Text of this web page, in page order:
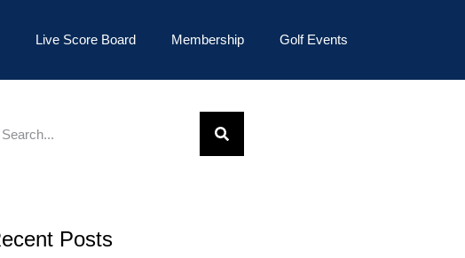
Live Score Board Membership Golf Events
Posts